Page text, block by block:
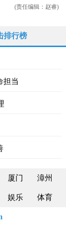
(责任编辑：赵睿)
排行榜
担当
厦门 漳州
娱乐 体育